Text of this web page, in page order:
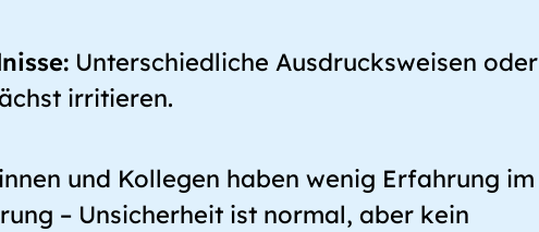
Unterschiedliche Ausdrucksweisen oder
irritieren.
und Kollegen haben wenig Erfahrung im
– Unsicherheit ist normal, aber kein